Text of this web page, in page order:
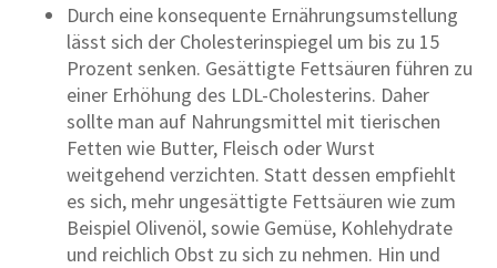
Durch eine konsequente Ernährungsumstellung
lässt sich der Cholesterinspiegel um bis zu 15
Prozent senken. Gesättigte Fettsäuren führen zu
einer Erhöhung des LDL-Cholesterins. Daher
sollte man auf Nahrungsmittel mit tierischen
Fetten wie Butter, Fleisch oder Wurst
weitgehend verzichten. Statt dessen empfiehlt
es sich, mehr ungesättigte Fettsäuren wie zum
Beispiel Olivenöl, sowie Gemüse, Kohlehydrate
und reichlich Obst zu sich zu nehmen. Hin und